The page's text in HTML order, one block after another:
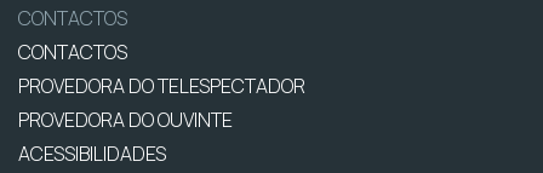
CONTACTOS
CONTACTOS
PROVEDORA DO TELESPECTADOR
PROVEDORA DO OUVINTE
ACESSIBILIDADES